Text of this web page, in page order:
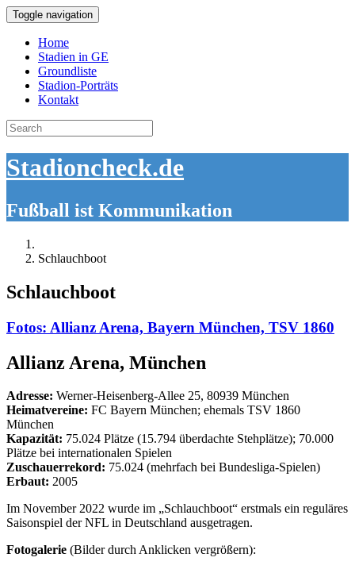
Toggle navigation
Home
Stadien in GE
Groundliste
Stadion-Porträts
Kontakt
Search
for:
Stadioncheck.de
Fußball ist Kommunikation
Schlauchboot
Schlauchboot
Fotos: Allianz Arena, Bayern München, TSV 1860
Allianz Arena, München
Adresse: Werner-Heisenberg-Allee 25, 80939 München
Heimatvereine: FC Bayern München; ehemals TSV 1860
München
Kapazität: 75.024 Plätze (15.794 überdachte Stehplätze); 70.000
Plätze bei internationalen Spielen
Zuschauerrekord: 75.024 (mehrfach bei Bundesliga-Spielen)
Erbaut: 2005
Im November 2022 wurde im „Schlauchboot“ erstmals ein reguläres
Saisonspiel der NFL in Deutschland ausgetragen.
Fotogalerie (Bilder durch Anklicken vergrößern):